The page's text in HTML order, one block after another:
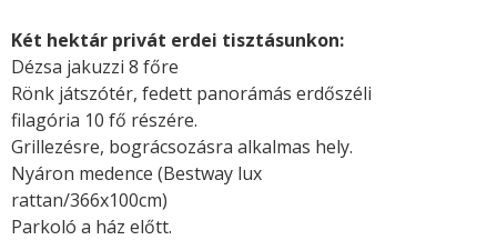
Két hektár privát erdei tisztásunkon:
Dézsa jakuzzi 8 főre
Rönk játszótér, fedett panorámás erdőszéli
filagória 10 fő részére.
Grillezésre, bográcsozásra alkalmas hely.
Nyáron medence (Bestway lux
rattan/366x100cm)
Parkoló a ház előtt.